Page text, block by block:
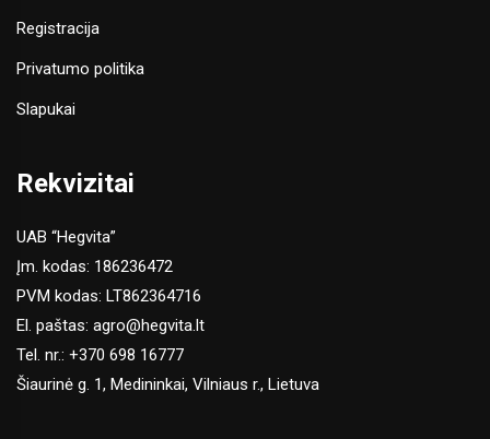
Registracija
Privatumo politika
Slapukai
Rekvizitai
UAB “Hegvita”
Įm. kodas: 186236472
PVM kodas: LT862364716
El. paštas: agro@hegvita.lt
Tel. nr.: +370 698 16777
Šiaurinė g. 1, Medininkai, Vilniaus r., Lietuva